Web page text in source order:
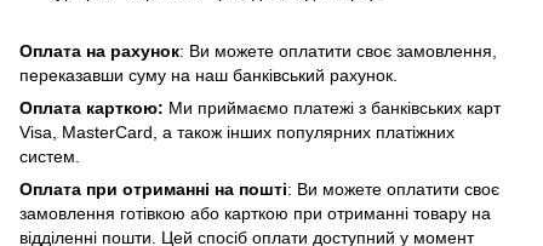
Оплата на рахунок: Ви можете оплатити своє замовлення,
переказавши суму на наш банківський рахунок.
Оплата карткою: Ми приймаємо платежі з банківських карт
Visa, MasterCard, а також інших популярних платіжних
систем.
Оплата при отриманні на пошті: Ви можете оплатити своє
замовлення готівкою або карткою при отриманні товару на
відділенні пошти. Цей спосіб оплати доступний у момент